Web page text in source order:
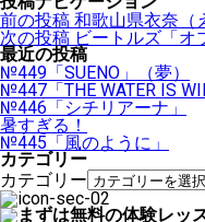
前の投稿 和歌山県衣奈（
次の投稿 ビートルズ「オ
最近の投稿
№449「SUENO」（夢）
№447「THE WATER IS
№446「シチリアーナ」
暑すぎる！
№445「風のように」
カテゴリー
カテゴリー